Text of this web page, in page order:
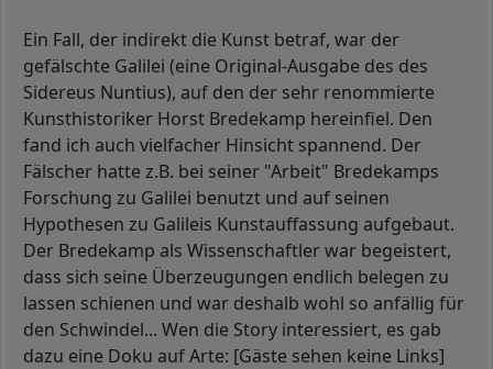
Ein Fall, der indirekt die Kunst betraf, war der
gefälschte Galilei (eine Original-Ausgabe des des
Sidereus Nuntius), auf den der sehr renommierte
Kunsthistoriker Horst Bredekamp hereinfiel. Den
fand ich auch vielfacher Hinsicht spannend. Der
Fälscher hatte z.B. bei seiner "Arbeit" Bredekamps
Forschung zu Galilei benutzt und auf seinen
Hypothesen zu Galileis Kunstauffassung aufgebaut.
Der Bredekamp als Wissenschaftler war begeistert,
dass sich seine Überzeugungen endlich belegen zu
lassen schienen und war deshalb wohl so anfällig für
den Schwindel... Wen die Story interessiert, es gab
dazu eine Doku auf Arte: [Gäste sehen keine Links]